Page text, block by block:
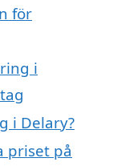
för
i
i Delary?
priset på